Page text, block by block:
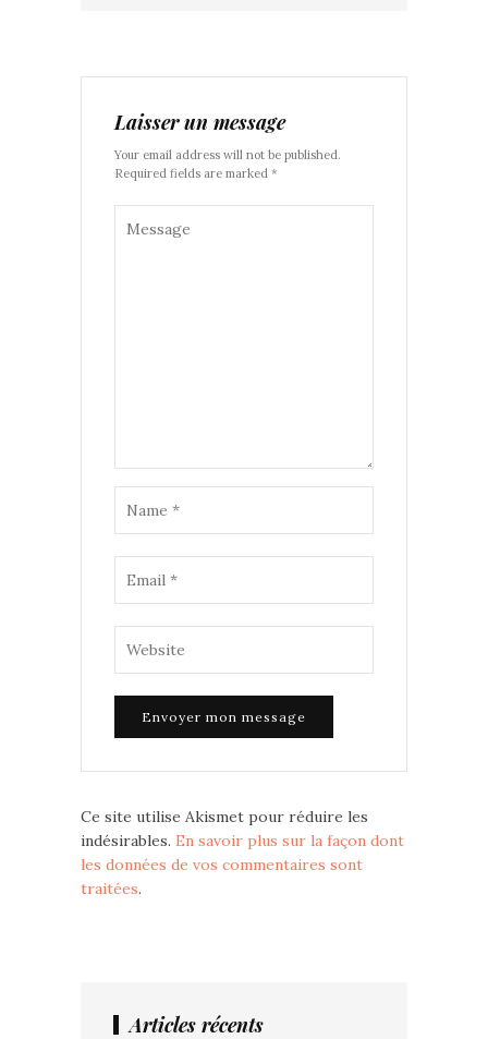
Laisser un message
Your email address will not be published.
Required fields are marked *
Ce site utilise Akismet pour réduire les
indésirables. En savoir plus sur la façon dont
les données de vos commentaires sont
traitées.
Articles récents